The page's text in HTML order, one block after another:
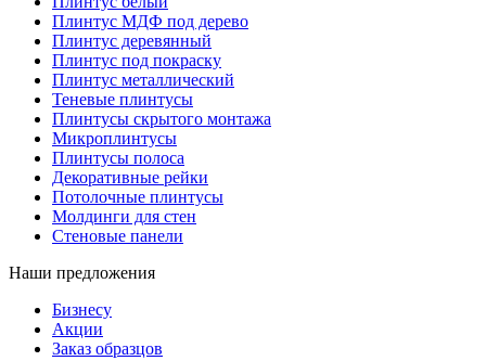
Плинтус МДФ под дерево
Плинтус деревянный
Плинтус под покраску
Плинтус металлический
Теневые плинтусы
Плинтусы скрытого монтажа
Микроплинтусы
Плинтусы полоса
Декоративные рейки
Потолочные плинтусы
Молдинги для стен
Стеновые панели
Наши предложения
Бизнесу
Акции
Заказ образцов